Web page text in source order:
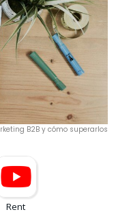
B2B y cómo superarlos